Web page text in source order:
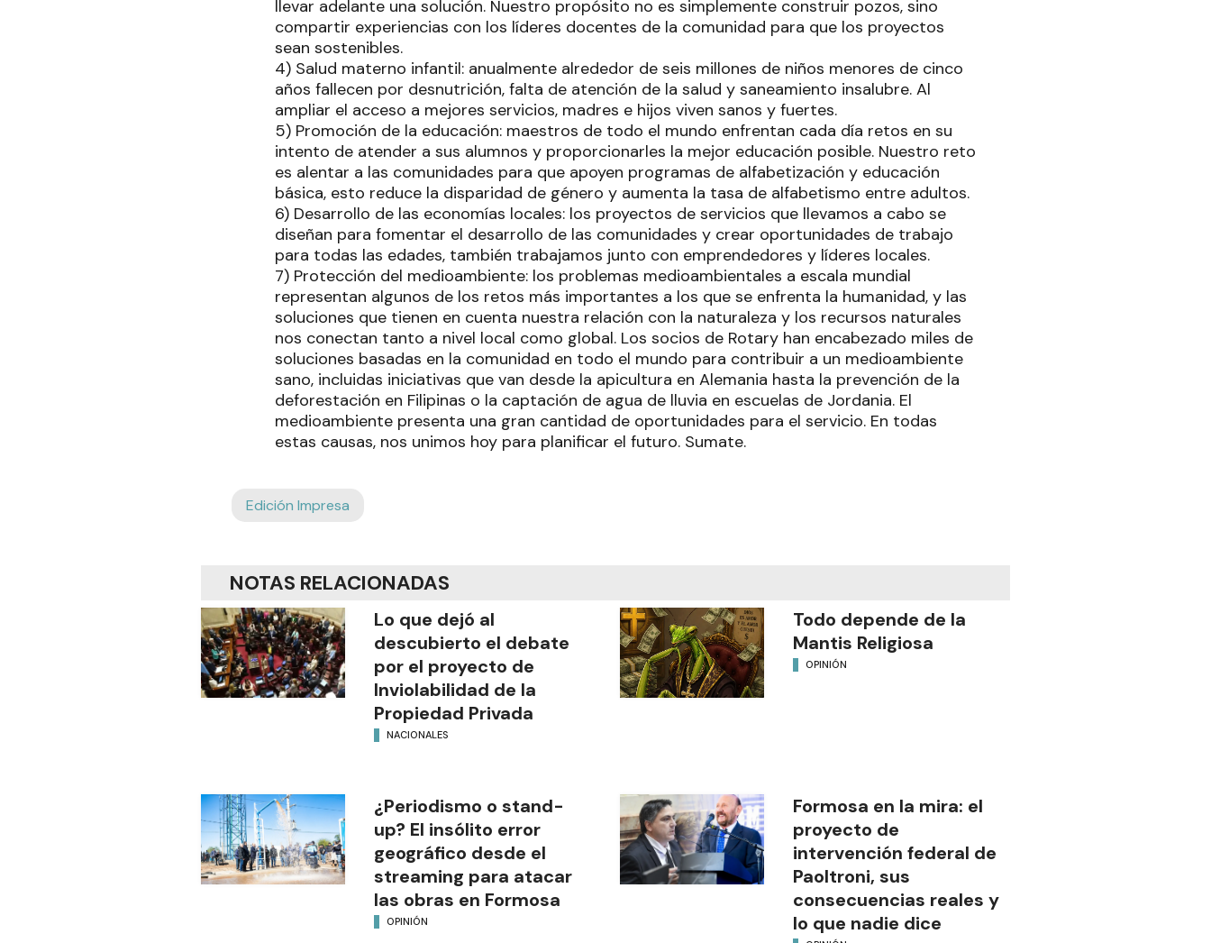
llevar adelante una solución. Nuestro propósito no es simplemente construir pozos, sino
compartir experiencias con los líderes docentes de la comunidad para que los proyectos
sean sostenibles.
4) Salud materno infantil: anualmente alrededor de seis millones de niños menores de cinco
años fallecen por desnutrición, falta de atención de la salud y saneamiento insalubre. Al
ampliar el acceso a mejores servicios, madres e hijos viven sanos y fuertes.
5) Promoción de la educación: maestros de todo el mundo enfrentan cada día retos en su
intento de atender a sus alumnos y proporcionarles la mejor educación posible. Nuestro reto
es alentar a las comunidades para que apoyen programas de alfabetización y educación
básica, esto reduce la disparidad de género y aumenta la tasa de alfabetismo entre adultos.
6) Desarrollo de las economías locales: los proyectos de servicios que llevamos a cabo se
diseñan para fomentar el desarrollo de las comunidades y crear oportunidades de trabajo
para todas las edades, también trabajamos junto con emprendedores y líderes locales.
7) Protección del medioambiente: los problemas medioambientales a escala mundial
representan algunos de los retos más importantes a los que se enfrenta la humanidad, y las
soluciones que tienen en cuenta nuestra relación con la naturaleza y los recursos naturales
nos conectan tanto a nivel local como global. Los socios de Rotary han encabezado miles de
soluciones basadas en la comunidad en todo el mundo para contribuir a un medioambiente
sano, incluidas iniciativas que van desde la apicultura en Alemania hasta la prevención de la
deforestación en Filipinas o la captación de agua de lluvia en escuelas de Jordania. El
medioambiente presenta una gran cantidad de oportunidades para el servicio. En todas
estas causas, nos unimos hoy para planificar el futuro. Sumate.
Edición Impresa
NOTAS RELACIONADAS
Lo que dejó al
descubierto el debate
por el proyecto de
Inviolabilidad de la
Propiedad Privada
NACIONALES
Todo depende de la
Mantis Religiosa
OPINIÓN
¿Periodismo o stand-
up? El insólito error
geográfico desde el
streaming para atacar
las obras en Formosa
OPINIÓN
Formosa en la mira: el
proyecto de
intervención federal de
Paoltroni, sus
consecuencias reales y
lo que nadie dice